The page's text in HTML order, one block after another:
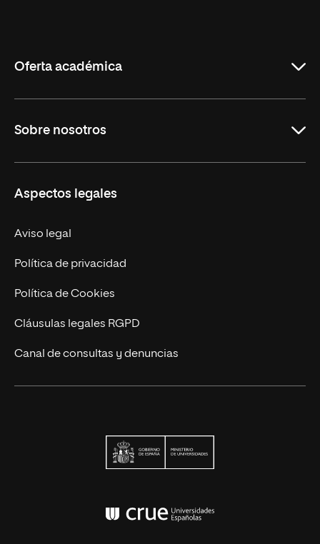
Oferta académica
Maestrías
Sobre nosotros
Trabaja en UNIR
Actualidad
Contacto
Aspectos legales
Aviso legal
Política de privacidad
Política de Cookies
Cláusulas legales RGPD
Canal de consultas y denuncias
Conferencia de